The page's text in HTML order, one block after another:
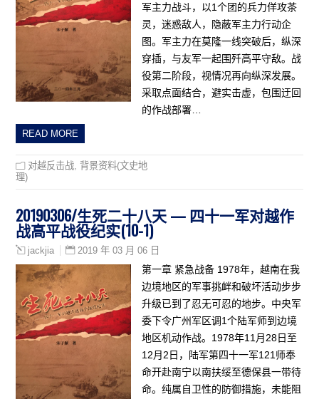
军主力战斗，以1个团的兵力佯攻茶
灵，迷惑敌人，隐蔽军主力行动企
图。军主力在莫隆一线突破后，纵深
穿插，与友军一起围歼高平守敌。战
役第二阶段，视情况再向纵深发展。
采取点面结合，避实击虚，包围迂回
的作战部署…
READ MORE
对越反击战 背景资料(文史地
理)
20190306/生死二十八天 — 四十一军对越作
战高平战役纪实(10-1)
jackjia 2019 年 03 月 06 日
第一章 紧急战备 1978年，越南在我
边境地区的军事挑衅和破坏活动步步
升级已到了忍无可忍的地步。中央军
委下令广州军区调1个陆军师到边境
地区机动作战。1978年11月28日至
12月2日，陆军第四十一军121师奉
命开赴南宁以南扶绥至德保县一带待
命。纯属自卫性的防御措施，未能阻